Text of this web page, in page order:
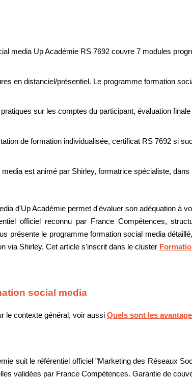
media Up Académie RS 7692 couvre 7 modules
en distanciel/présentiel. Le programme formation
sur les comptes du participant, évaluation
de formation individualisée, certificat RS 7692 si
est animé par Shirley, formatrice spécialiste,
d'Up Académie permet d'évaluer son adéquation à
officiel reconnu par France Compétences,
présente le programme formation social media
via Shirley. Cet article s'inscrit dans le cluster
social media
le contexte général, voir aussi Quels sont les
suit le référentiel officiel "Marketing des Réseaux
validées par France Compétences. Garantie de